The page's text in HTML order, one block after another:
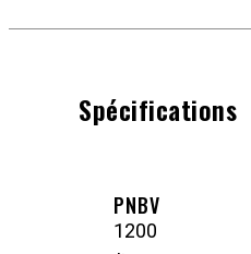
Spécifications
PNBV
1200